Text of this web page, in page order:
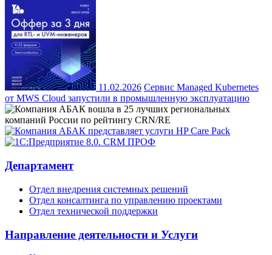
11.02.2026 Сервис Managed Kubernetes
от MWS Cloud запустили в промышленную эксплуатацию
Департамент
Отдел внедрения системных решений
Отдел консалтинга по управлению проектами
Отдел технической поддержки
Направление деятельности и Услуги